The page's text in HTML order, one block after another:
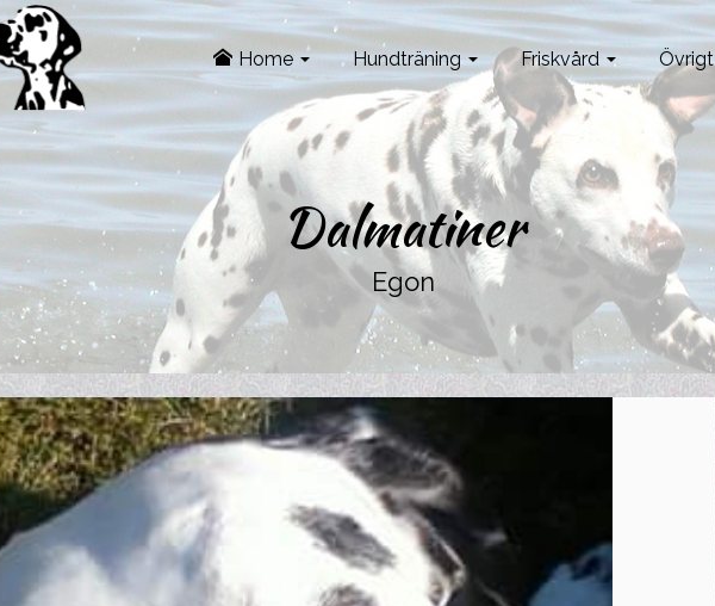
Home Hundträning Friskvård Övrigt
Dalmatiner
Egon